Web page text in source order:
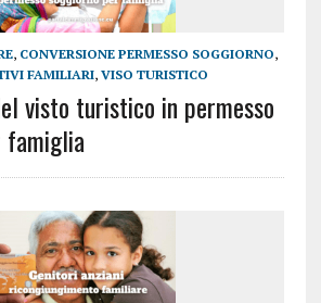
, CONVERSIONE PERMESSO SOGGIORNO,
FAMILIARI, VISO TURISTICO
visto turistico in permesso
famiglia